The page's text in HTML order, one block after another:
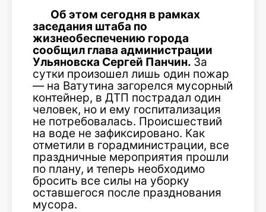
Об этом сегодня в рамках
заседания штаба по
жизнеобеспечению города
сообщил глава администрации
Ульяновска Сергей Панчин. За
сутки произошел лишь один пожар
— на Ватутина загорелся мусорный
контейнер, в ДТП пострадал один
человек, но и ему госпитализация
не потребовалась. Происшествий
на воде не зафиксировано. Как
отметили в горадминистрации, все
праздничные мероприятия прошли
по плану, и теперь необходимо
бросить все силы на уборку
оставшегося после празднования
мусора.